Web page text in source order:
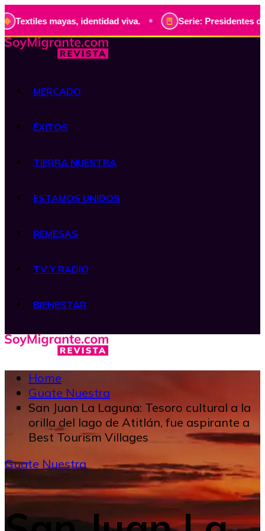
mayas, identidad viva. • Serie: Presidentes de
MERCADO
ÉXITOS
TIERRA NUESTRA
ESTAMOS UNIDOS
REMESAS
TV Y RADIO
BIENESTAR
Home
Guate Nuestra
San Juan La Laguna: Tesoro cultural a la
orilla del lago de Atitlán, fue aspirante a
Best Tourism Villages
Guate Nuestra